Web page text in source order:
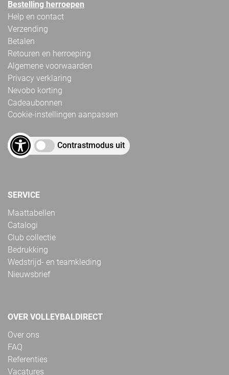
Bestelling herroepen
Help en contact
Verzending
Betalen
Retouren en herroeping
Algemene voorwaarden
Privacy verklaring
Nevobo korting
Cadeaubonnen
Cookie-instellingen aanpassen
Contrastmodus uit
SERVICE
Maattabellen
Catalogi
Club collectie
Bedrukking
Wedstrijd- en teamkleding
Nieuwsbrief
OVER VOLLEYBALDIRECT
Over ons
FAQ
Referenties
Vacatures